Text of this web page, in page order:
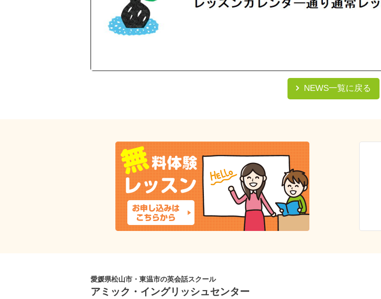
NEWS一覧に戻る
愛媛県松山市・東温市の英会話スクール
アミック・イングリッシュセンター